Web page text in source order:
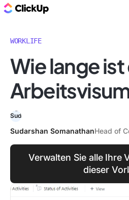
WORKLIFE
Wie lange ist
Sudarshan SomanathanHead of
Verwalten Sie alle Ihre
dieser